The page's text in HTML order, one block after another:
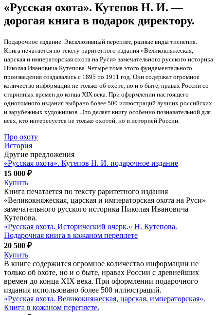
«Русская охота». Кутепов Н. И. —
дорогая книга в подарок директору.
Подарочное издание. Эксклюзивный переплет, разные виды тиснения.
Книга печатается по тексту раритетного издания «Великокняжеская,
царская и императорская охота на Руси» замечательного русского историка
Николая Ивановича Кутепова. Четыре тома этого фундаментального
произведения создавались с 1895 по 1911 год. Они содержат огромное
количество информации не только об охоте, но и о быте, нравах России со
старинных времен до конца XIX века. При оформлении настоящего
однотомного издания выбрано более 500 иллюстраций лучших российских
и зарубежных художников. Это делает книгу особенно познавательной для
всех, кто интересуется не только охотой, но и историей России.
Про охоту
История
Другие предложения
«Русская охота». Кутепов Н. И. подарочное издание
15 000 ₽
Купить
Книга печатается по тексту раритетного издания
«Великокняжеская, царская и императорская охота на Руси»
замечательного русского историка Николая Ивановича
Кутепова.
«Русская охота. Исторический очерк.» Н. Кутепова.
Подарочная книга в кожаном переплете
20 500 ₽
Купить
В книге содержится огромное количество информации не
только об охоте, но и о быте, нравах России с древнейших
времен до конца XIX века. При оформлении подарочного
издания использовано более 500 иллюстраций.
«Русская охота. Великокняжеская, царская, императорская».
Книга в кожаном переплете.